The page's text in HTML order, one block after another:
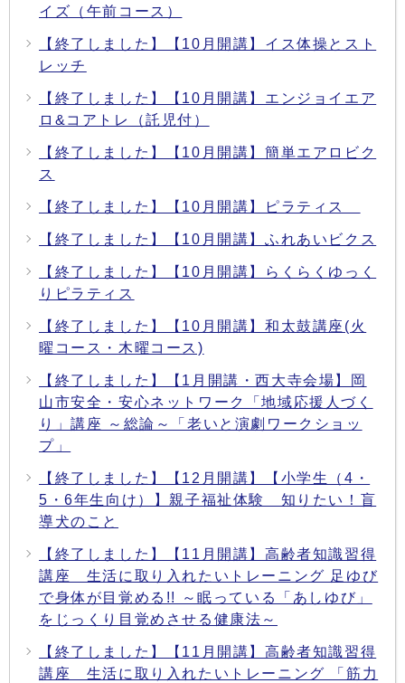
イズ（午前コース）
【終了しました】【10月開講】イス体操とスト
レッチ
【終了しました】【10月開講】エンジョイエア
ロ&コアトレ（託児付）
【終了しました】【10月開講】簡単エアロビク
ス
【終了しました】【10月開講】ピラティス
【終了しました】【10月開講】ふれあいビクス
【終了しました】【10月開講】らくらくゆっく
りピラティス
【終了しました】【10月開講】和太鼓講座(火
曜コース・木曜コース)
【終了しました】【1月開講・西大寺会場】岡
山市安全・安心ネットワーク「地域応援人づく
り」講座 ～総論～「老いと演劇ワークショッ
プ」
【終了しました】【12月開講】【小学生（4・
5・6年生向け）】親子福祉体験 知りたい！盲
導犬のこと
【終了しました】【11月開講】高齢者知識習得
講座 生活に取り入れたいトレーニング 足ゆび
で身体が目覚める!! ～眠っている「あしゆび」
をじっくり目覚めさせる健康法～
【終了しました】【11月開講】高齢者知識習得
講座 生活に取り入れたいトレーニング 「筋力